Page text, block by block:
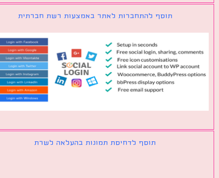
תוסף להתחברות לאתר באמצעות רשת חברתית
תוסף לדחיסת תמונות בהעלאה לשרת